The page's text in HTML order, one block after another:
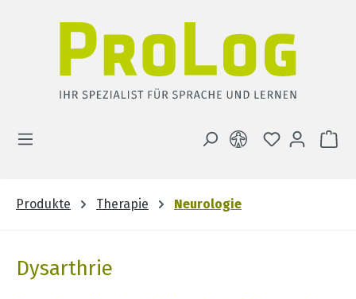
DU HAST 0
Produkte Therapie Neurologie
Dysarthrie